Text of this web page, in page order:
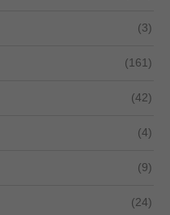
(3)
(161)
(42)
(4)
(9)
(24)